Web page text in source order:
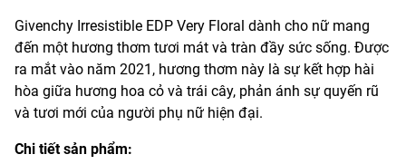
Givenchy Irresistible EDP Very Floral dành cho nữ mang
đến một hương thơm tươi mát và tràn đầy sức sống. Được
ra mắt vào năm 2021, hương thơm này là sự kết hợp hài
hòa giữa hương hoa cỏ và trái cây, phản ánh sự quyến rũ
và tươi mới của người phụ nữ hiện đại.
Chi tiết sản phẩm: